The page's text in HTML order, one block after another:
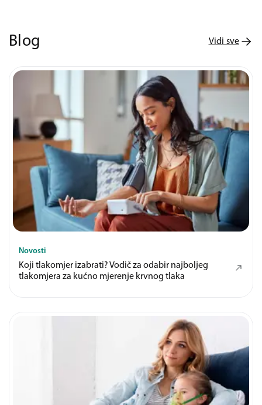
Blog Vidi sve
Novosti
Koji tlakomjer izabrati? Vodič za odabir najboljeg
tlakomjera za kućno mjerenje krvnog tlaka